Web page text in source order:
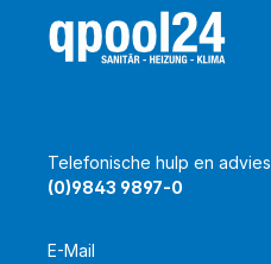
Telefonische hulp en advies
(0)9843 9897-0
E-Mail